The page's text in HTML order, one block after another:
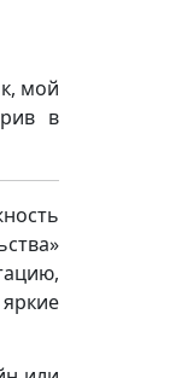
мой
в